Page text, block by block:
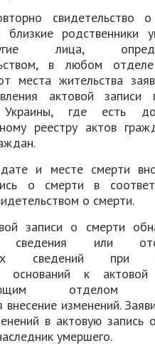
свидетельство
родственники
лица,
в любом
места жительства
актовой записи
Украины, где есть
реестру актов
и месте смерти
о смерти в
о смерти.
записи о смерти
сведения или
сведений при
оснований к актовой
отделом
внесение изменений.
в актовую запись
умершего.